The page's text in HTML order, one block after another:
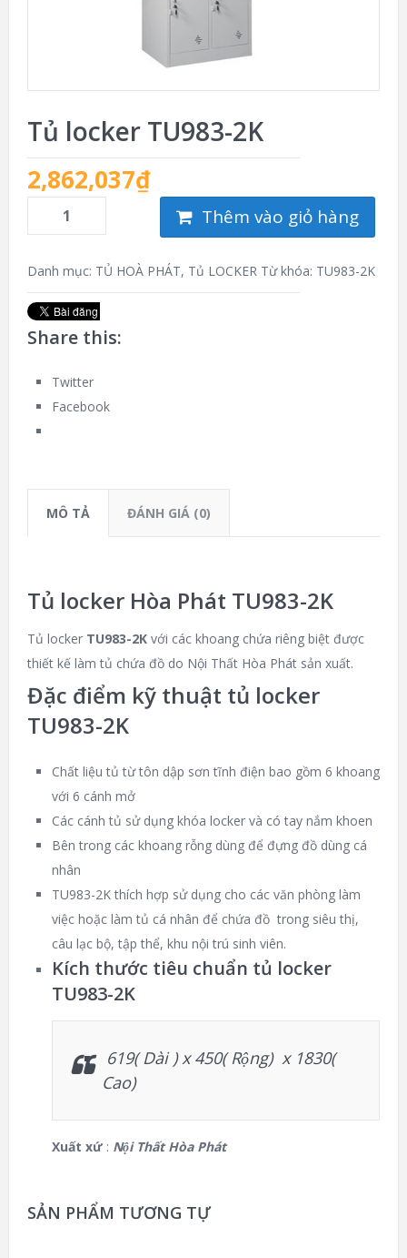
Tủ locker TU983-2K
2,862,037₫
Thêm vào giỏ hàng
Danh mục: TỦ HOÀ PHÁT, Tủ LOCKER Từ khóa: TU983-2K
Share this:
Twitter
Facebook
MÔ TẢ ĐÁNH GIÁ (0)
Tủ locker Hòa Phát TU983-2K
Tủ lockerTU983-2K với các khoang chứa riêng biệt được
thiết kế làm tủ chứa đồ do Nội Thất Hòa Phát sản xuất.
Đặc điểm kỹ thuật tủ locker
TU983-2K
Chất liệu tủ từ tôn dập sơn tĩnh điện bao gồm 6 khoang
với 6 cánh mở
Các cánh tủ sử dụng khóa locker và có tay nắm khoen
Bên trong các khoang rỗng dùng để đựng đồ dùng cá
nhân
TU983-2K thích hợp sử dụng cho các văn phòng làm
việc hoặc làm tủ cá nhân để chứa đồ trong siêu thị,
câu lạc bộ, tập thể, khu nội trú sinh viên.
Kích thước tiêu chuẩn tủ locker
TU983-2K
619( Dài ) x 450( Rộng) x 1830(
Cao)
Xuất xứ : Nội Thất Hòa Phát
SẢN PHẨM TƯƠNG TỰ